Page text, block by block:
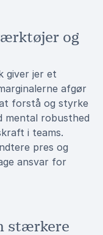
og
giver jer et
afgør
forstå og styrke
mental robusthed
i teams.
pres og
ansvar for
stærkere